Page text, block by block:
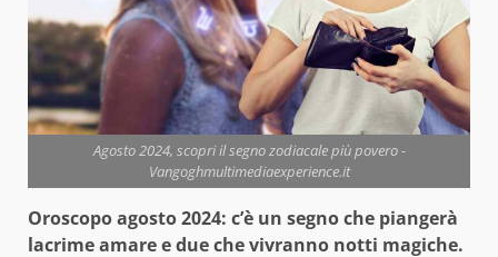
Agosto 2024, scopri il segno zodiacale più povero -
Vangoghmultimediaexperience.it
Oroscopo agosto 2024: c’è un segno che piangerà
lacrime amare e due che vivranno notti magiche.